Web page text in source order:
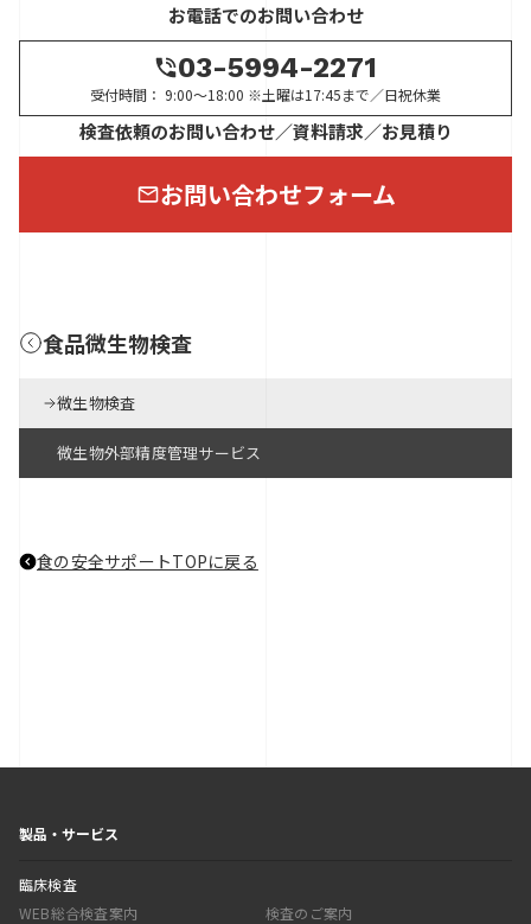
検査依頼のお問い合わせ／資料請求／お見積り
お問い合わせフォーム
お電話でのお問い合わせ
03-5994-2271
受付時間： 9:00～18:00 ※土曜は17:45まで／日祝休業
食品微生物検査
微生物検査
微生物外部精度管理サービス
食の安全サポートTOPに戻る
製品・サービス
臨床検査
WEB総合検査案内
検査のご案内